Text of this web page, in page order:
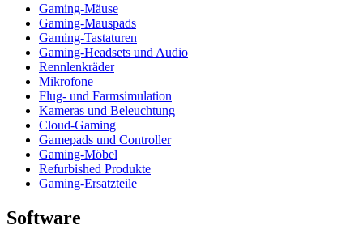
Gaming-Mäuse
Gaming-Mauspads
Gaming-Tastaturen
Gaming-Headsets und Audio
Rennlenkräder
Mikrofone
Flug- und Farmsimulation
Kameras und Beleuchtung
Cloud-Gaming
Gamepads und Controller
Gaming-Möbel
Refurbished Produkte
Gaming-Ersatzteile
Software